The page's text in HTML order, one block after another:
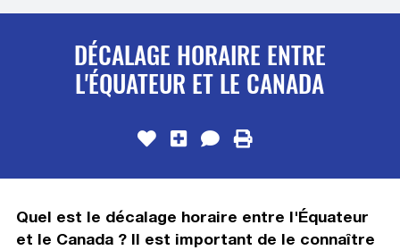
DÉCALAGE HORAIRE ENTRE
L'ÉQUATEUR ET LE CANADA
Quel est le décalage horaire entre l'Équateur
et le Canada ? Il est important de le connaître